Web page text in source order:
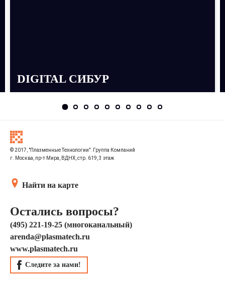
DIGITAL СИБУР
© 2017, "Плазменные Технологии". Группа Компаний
г. Москва, пр-т Мира, ВДНХ, стр. 619, 3 этаж
Найти на карте
Остались вопросы?
(495) 221-19-25 (многоканальный)
arenda@plasmatech.ru
www.plasmatech.ru
Следите за нами!